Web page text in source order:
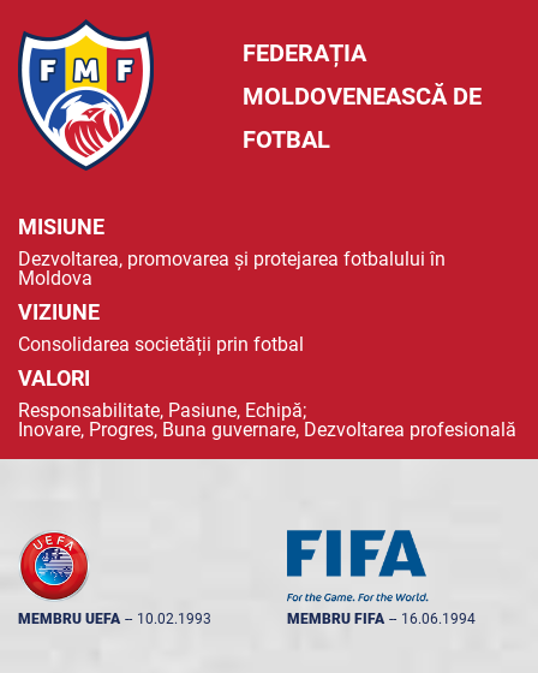
FEDERAȚIA
MOLDOVENEASCĂ DE
FOTBAL
MISIUNE
Dezvoltarea, promovarea și protejarea fotbalului în
Moldova
VIZIUNE
Consolidarea societății prin fotbal
VALORI
Responsabilitate, Pasiune, Echipă;
Inovare, Progres, Buna guvernare, Dezvoltarea profesională
MEMBRU UEFA -- 10.02.1993 MEMBRU FIFA -- 16.06.1994